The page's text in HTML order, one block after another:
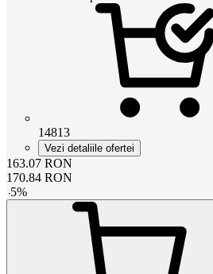
14813
Vezi detaliile ofertei
163.07 RON
170.84 RON
-5%